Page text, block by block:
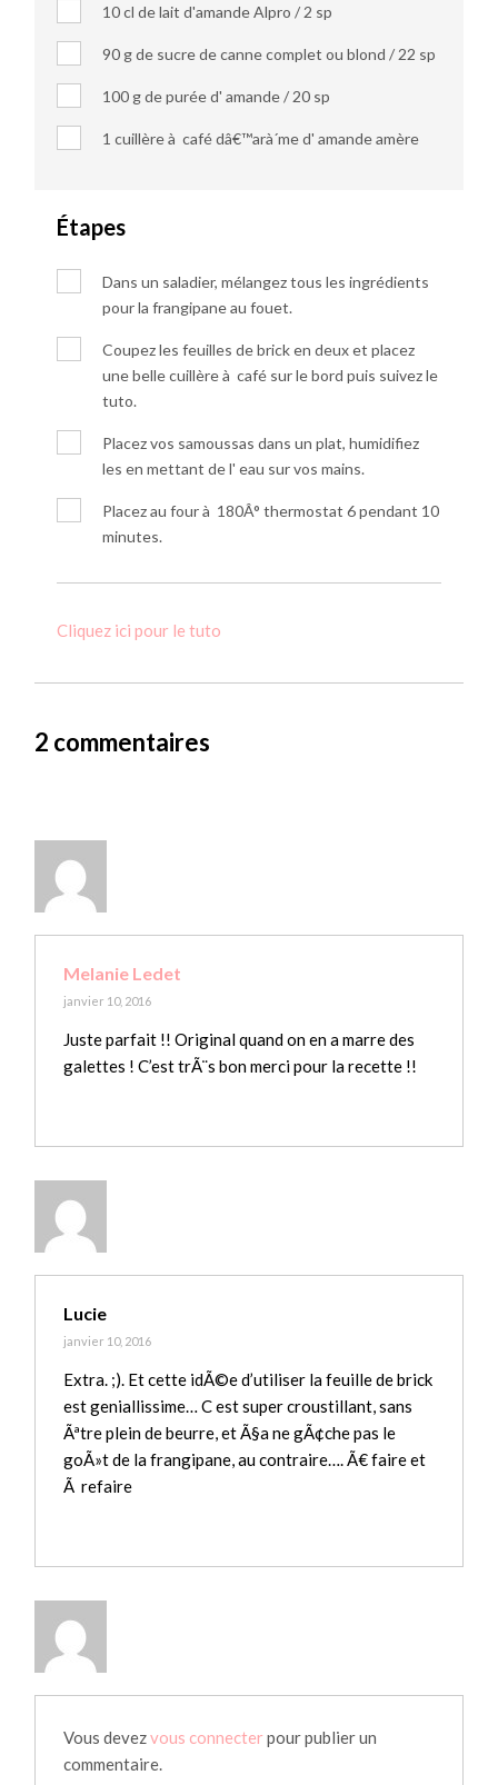
10 cl de lait d'amande Alpro / 2 sp
90 g de sucre de canne complet ou blond / 22 sp
100 g de purée d' amande / 20 sp
1 cuillère à café dâ€™arà´me d' amande amère
Étapes
Dans un saladier, mélangez tous les ingrédients
pour la frangipane au fouet.
Coupez les feuilles de brick en deux et placez
une belle cuillère à café sur le bord puis suivez le
tuto.
Placez vos samoussas dans un plat, humidifiez
les en mettant de l' eau sur vos mains.
Placez au four à 180Â° thermostat 6 pendant 10
minutes.
Cliquez ici pour le tuto
2 commentaires
Melanie Ledet
janvier 10, 2016
Juste parfait !! Original quand on en a marre des
galettes ! C’est trÃ¨s bon merci pour la recette !!
Lucie
janvier 10, 2016
Extra. ;). Et cette idÃ©e d’utiliser la feuille de brick
est geniallissime… C est super croustillant, sans
Ãªtre plein de beurre, et Ã§a ne gÃ¢che pas le
goÃ»t de la frangipane, au contraire…. Ã€ faire et
Ã refaire
Vous devezvous connecter pour publier un
commentaire.